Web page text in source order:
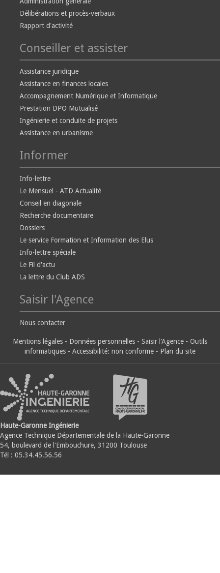
Délibérations et procès-verbaux
Rapport d'activité
Conseiller et assister
Assistance juridique
Assistance en finances locales
Accompagnement Numérique et Informatique
Prestation DPO Mutualisé
Ingénierie et conduite de projets
Assistance en urbanisme
Informer
Info-lettre
Le Mensuel - ATD Actualité
Conseil en diagonale
Recherche documentaire
Dossiers
Le service Formation et Information des Elus
Info-lettre spéciale
Le Fil d'actu
La lettre du Club ADS
Saisir l'Agence
Nous contacter
Mentions légales - Données personnelles - Saisir l'Agence - Outils
informatiques - Accessibilité: non conforme - Plan du site
Haute-Garonne Ingénierie
Agence Technique Départementale de la Haute-Garonne
54, boulevard de l'Embouchure, 31200 Toulouse
Tél : 05.34.45.56.56